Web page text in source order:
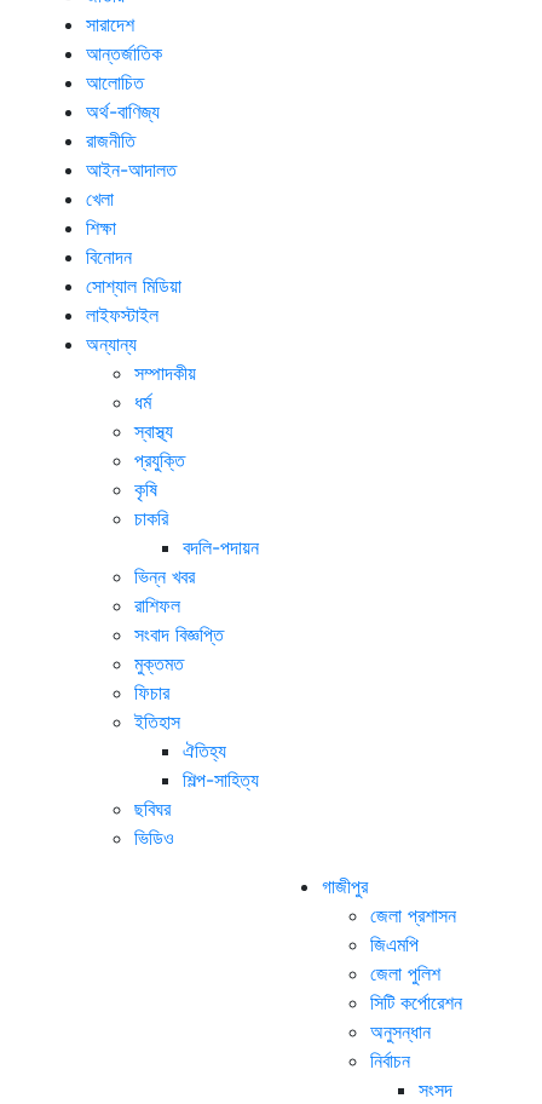
সারাদেশ
আন্তর্জাতিক
আলোচিত
অর্থ-বাণিজ্য
রাজনীতি
আইন-আদালত
খেলা
শিক্ষা
বিনোদন
সোশ্যাল মিডিয়া
লাইফস্টাইল
অন্যান্য
সম্পাদকীয়
ধর্ম
স্বাস্থ্য
প্রযুক্তি
কৃষি
চাকরি
বদলি-পদায়ন
ভিন্ন খবর
রাশিফল
সংবাদ বিজ্ঞপ্তি
মুক্তমত
ফিচার
ইতিহাস
ঐতিহ্য
শিল্প-সাহিত্য
ছবিঘর
ভিডিও
গাজীপুর
জেলা প্রশাসন
জিএমপি
জেলা পুলিশ
সিটি কর্পোরেশন
অনুসন্ধান
নির্বাচন
সংসদ